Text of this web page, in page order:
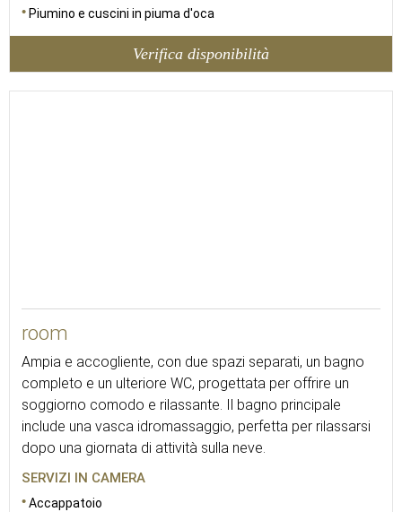
Piumino e cuscini in piuma d'oca
Verifica disponibilità
room
Ampia e accogliente, con due spazi separati, un bagno
completo e un ulteriore WC, progettata per offrire un
soggiorno comodo e rilassante. Il bagno principale
include una vasca idromassaggio, perfetta per rilassarsi
dopo una giornata di attività sulla neve.
SERVIZI IN CAMERA
Accappatoio